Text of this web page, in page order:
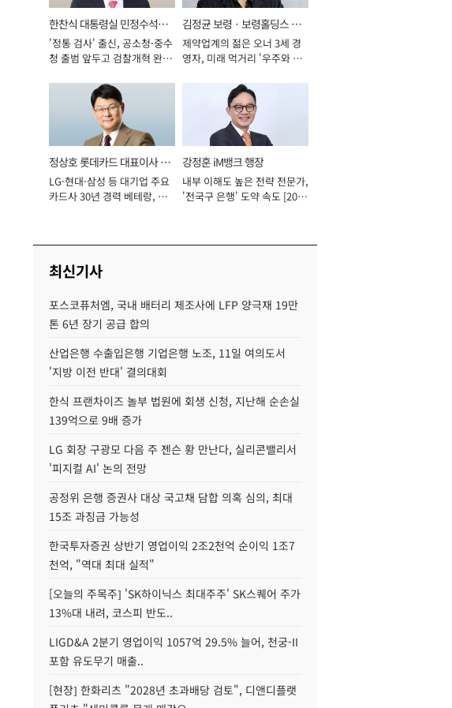
한찬식 대통령실 민정수석비
서관
'정통 검사' 출신, 공소청·중수
청 출범 앞두고 검찰개혁 완수
김정균 보령ㆍ보령홀딩스 대
표이사 사장
제약업계의 젊은 오너 3세 경
영자, 미래 먹거리 '우주와 헬
정상호 롯데카드 대표이사 사
장
LG·현대·삼성 등 대기업 주요
카드사 30년 경력 베테랑, 신
강정훈 iM뱅크 행장
내부 이해도 높은 전략 전문가,
'전국구 은행' 도약 속도 [2026
최신기사
포스코퓨처엠, 국내 배터리 제조사에 LFP 양극재 19만
톤 6년 장기 공급 합의
산업은행 수출입은행 기업은행 노조, 11일 여의도서
'지방 이전 반대' 결의대회
한식 프랜차이즈 놀부 법원에 회생 신청, 지난해 순손실
139억으로 9배 증가
LG 회장 구광모 다음 주 젠슨 황 만난다, 실리콘밸리서
'피지컬 AI' 논의 전망
공정위 은행 증권사 대상 국고채 담합 의혹 심의, 최대
15조 과징금 가능성
한국투자증권 상반기 영업이익 2조2천억 순이익 1조7
천억, "역대 최대 실적"
[오늘의 주목주] 'SK하이닉스 최대주주' SK스퀘어 주가
13%대 내려, 코스피 반도..
LIGD&A 2분기 영업이익 1057억 29.5% 늘어, 천궁-II
포함 유도무기 매출..
[현장] 한화리츠 "2028년 초과배당 검토", 디앤디플랫